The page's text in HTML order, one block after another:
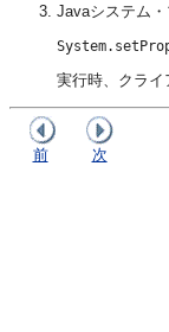
Javaシステム
実行時、クライ
前 次